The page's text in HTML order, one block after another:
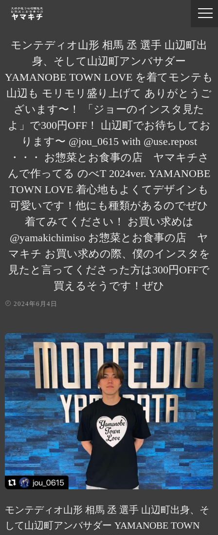
モンテディオ山形 相馬 丞 選手 山辺町出
身、そして山辺町アンバサダー
YAMANOBE TOWN LOVE を着てモンテも
山辺も モリモリ盛り上げて ありがとうご
ざいます〜！ 「ジョーのインスタ見た
よ」で300円OFF！ 山辺町でお待ちしてお
ります〜 @jou_0615 with @use.repost
・・・ お惣菜とお食事の店 ヤマキチさ
んで作ってる のべT 2024ver. YAMANOBE
TOWN LOVE 着心地もよくてデザインも
可愛いです！他にも種類があるのでぜひ
着てみてください！ お買い求めは
@yamakichimiso お惣菜とお食事の店 ヤ
マキチ お買い求めの際、僕のインスタを
見たと言ってくださった方は300円OFFで
買えるそうです！ぜひ
2024年6月4日
モンテディオ山形 相馬 丞 選手 山辺町出身、そ
して山辺町アンバサダー YAMANOBE TOWN